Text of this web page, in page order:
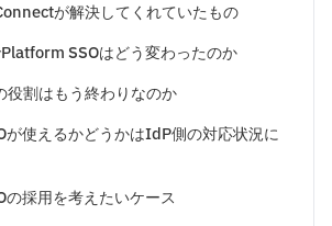
が解決してくれていたもの
SSOはどう変わったのか
割はもう終わりなのか
使えるかどうかはIdP側の対応状況に
採用を考えたいケース